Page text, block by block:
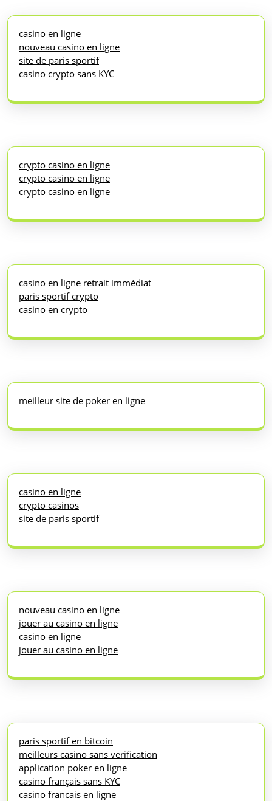
casino en ligne
nouveau casino en ligne
site de paris sportif
casino crypto sans KYC
crypto casino en ligne
crypto casino en ligne
crypto casino en ligne
casino en ligne retrait immédiat
paris sportif crypto
casino en crypto
meilleur site de poker en ligne
casino en ligne
crypto casinos
site de paris sportif
nouveau casino en ligne
jouer au casino en ligne
casino en ligne
jouer au casino en ligne
paris sportif en bitcoin
meilleurs casino sans verification
application poker en ligne
casino français sans KYC
casino francais en ligne